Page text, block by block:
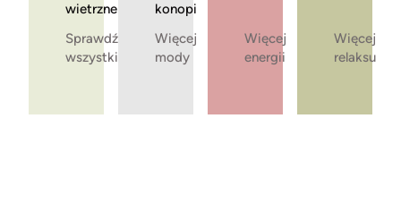
wietrzne
Sprawdź
wszystkie
konopi
Więcej
mody
Więcej
energii
Więcej
relaksu